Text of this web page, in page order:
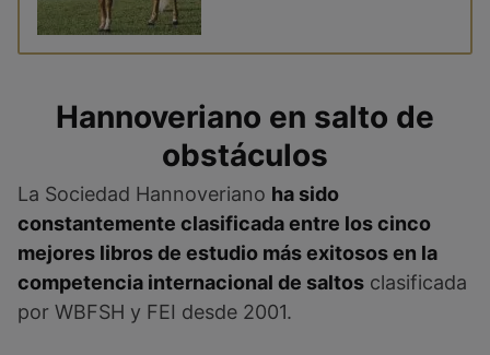
Hannoveriano en salto de
obstáculos
La Sociedad Hannoveriano ha sido
constantemente clasificada entre los cinco
mejores libros de estudio más exitosos en la
competencia internacional de saltos clasificada
por WBFSH y FEI desde 2001.